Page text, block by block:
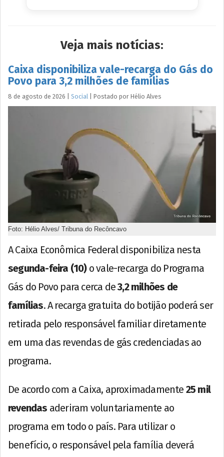
Veja mais notícias:
Caixa disponibiliza vale-recarga do Gás do
Povo para 3,2 milhões de famílias
8 de agosto de 2026 Social Postado por Hélio Alves
Foto: Hélio Alves/ Tribuna do Recôncavo
A Caixa Econômica Federal disponibiliza nesta
segunda-feira (10)o vale-recarga do Programa
Gás do Povo para cerca de3,2 milhões de
famílias. A recarga gratuita do botijão poderá ser
retirada pelo responsável familiar diretamente
em uma das revendas de gás credenciadas ao
programa.
De acordo com a Caixa, aproximadamente 25 mil
revendas aderiram voluntariamente ao
programa em todo o país. Para utilizar o
benefício, o responsável pela família deverá